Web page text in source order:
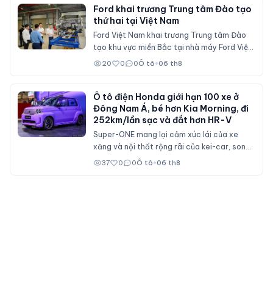
trực tiếp Mitsubishi Xforce, Kia Seltos và
Honda HR-V.
Ford khai trương Trung tâm Đào tạo
thứ hai tại Việt Nam
Ford Việt Nam khai trương Trung tâm Đào
tạo khu vực miền Bắc tại nhà máy Ford Việt
Nam (Hải Phòng), đóng vai trò đào tạo cho
20 0 0Ô tô•06 th8
Ô tô điện Honda giới hạn 100 xe ở
Đông Nam Á, bé hơn Kia Morning, đi
252km/lần sạc và đắt hơn HR-V
Super-ONE mang lại cảm xúc lái của xe
xăng và nội thất rộng rãi của kei-car, song
không dành cho số đông bởi giá bán ngang
37 0 0Ô tô•06 th8